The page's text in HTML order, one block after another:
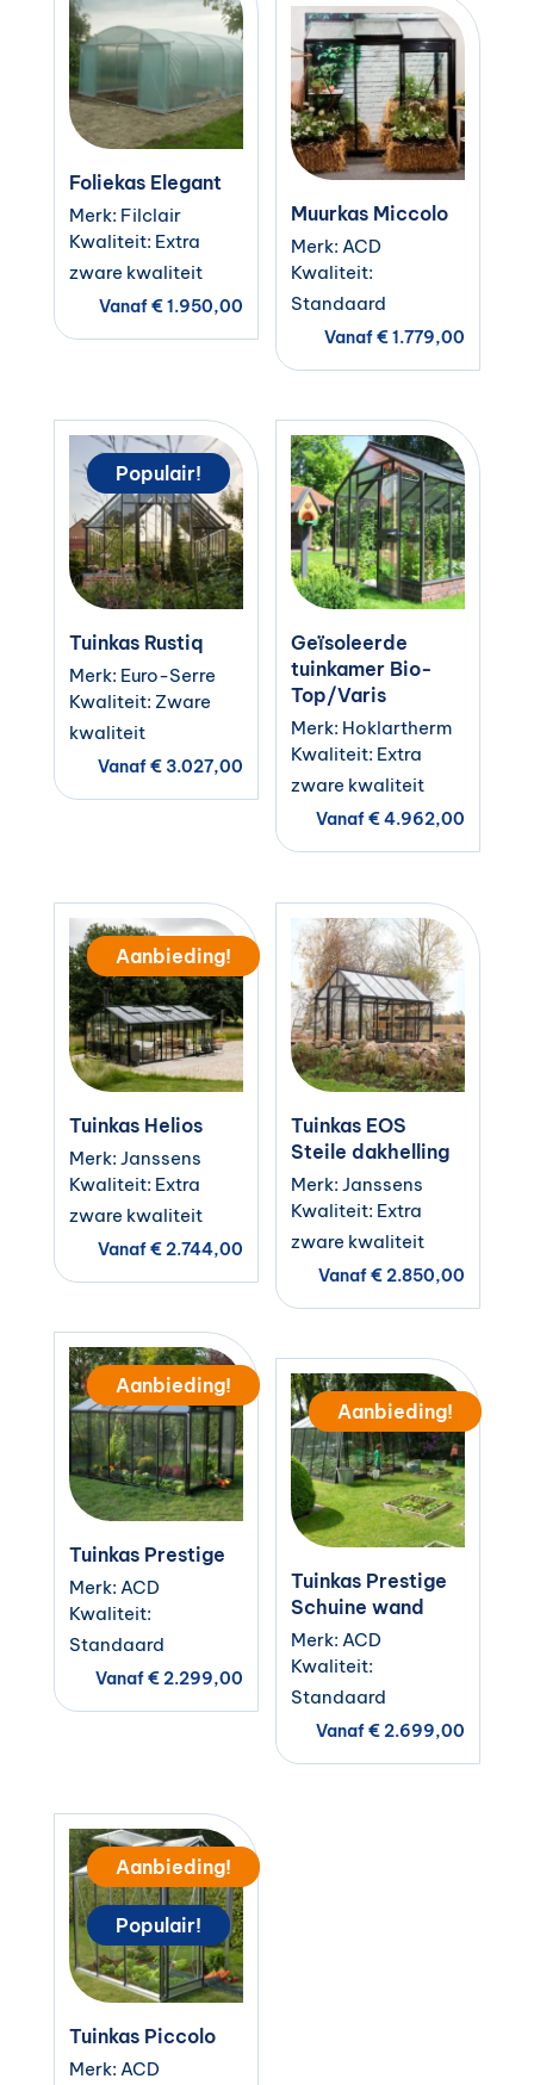
Foliekas Elegant
Merk: Filclair
Kwaliteit: Extra
zware kwaliteit
Vanaf€1.950,00
Muurkas Miccolo
Merk: ACD
Kwaliteit:
Standaard
Vanaf€1.779,00
Populair!
Tuinkas Rustiq
Merk: Euro-Serre
Kwaliteit: Zware
kwaliteit
Vanaf€3.027,00
Geïsoleerde
tuinkamer Bio-
Top/Varis
Merk: Hoklartherm
Kwaliteit: Extra
zware kwaliteit
Vanaf€4.962,00
Aanbieding!
Tuinkas Helios
Merk: Janssens
Kwaliteit: Extra
zware kwaliteit
Vanaf€2.744,00
Tuinkas EOS
Steile dakhelling
Merk: Janssens
Kwaliteit: Extra
zware kwaliteit
Vanaf€ 2.850,00
Aanbieding!
Tuinkas Prestige
Merk: ACD
Kwaliteit:
Standaard
Vanaf€2.299,00
Aanbieding!
Tuinkas Prestige
Schuine wand
Merk: ACD
Kwaliteit:
Standaard
Vanaf€ 2.699,00
Aanbieding!
Populair!
Tuinkas Piccolo
Merk: ACD